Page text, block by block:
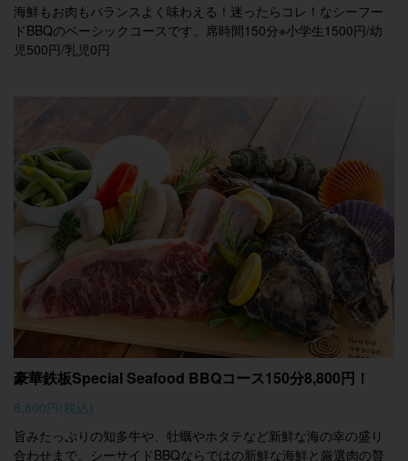
海鮮もお肉もバランスよく味わえる！迷ったらコレ！なシーフー
ドBBQのベーシックコースです。席時間150分※小学生1500円/幼
児500円/乳児0円
豪華鉄板Special Seafood BBQコース150分8,800円！
8,800円(税込)
旨みたっぷりの知多牛や、牡蠣やホタテなど新鮮な海の幸の盛り
合わせまで。シーサイドBBQならではの新鮮な海鮮と厳選肉の贅